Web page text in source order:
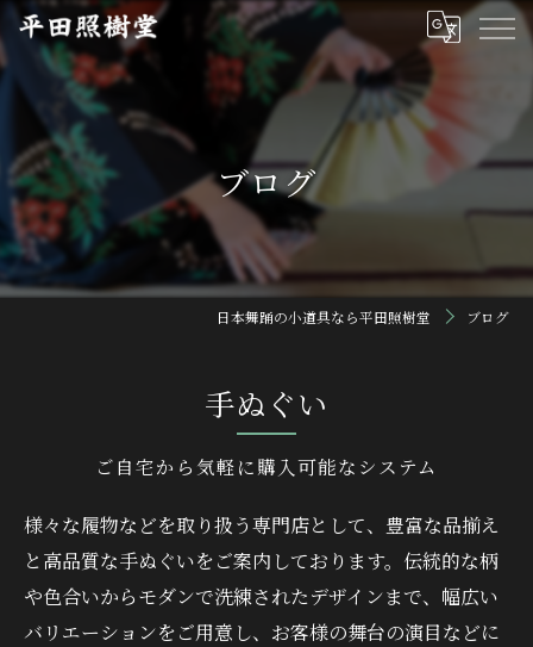
ブログ
日本舞踊の小道具なら平田照樹堂 ブログ
手ぬぐい
ご自宅から気軽に購入可能なシステム
様々な履物などを取り扱う専門店として、豊富な品揃え
と高品質な手ぬぐいをご案内しております。伝統的な柄
や色合いからモダンで洗練されたデザインまで、幅広い
バリエーションをご用意し、お客様の舞台の演目などに